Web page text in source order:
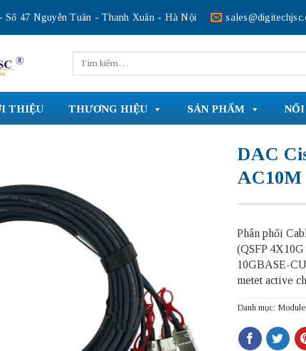
Số 47 Nguyễn Tuân - Thanh Xuân - Hà Nội
kiếm:
THIỆU THƯƠNG HIỆU SẢN PHẨM
DAC
AC10M
Phân phối
(QSFP
10GBASE-
metet active
Danh mục: